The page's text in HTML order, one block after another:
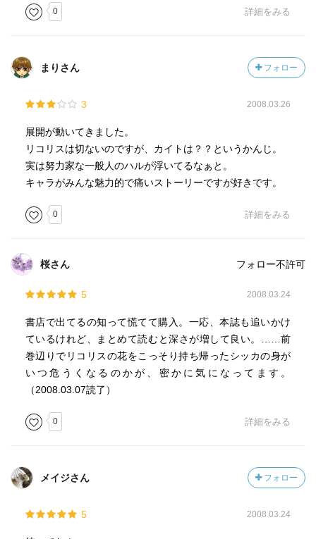
0 詳細をみる
まりさん フォロー
3 2008.03.26
展開が動いてきました。
リコリスは切ないのですが、カイトは？？というかんじ。
実は努力家な一般人のハルが浮いてるなぁと。
キャラがみんな魅力的で痛いストーリーですが好きです。
0 詳細をみる
桜さん フォロー不許可
5 2008.03.24
書店で出てるの知って慌てて購入。一応、本誌も追いかけ
ているけれど、まとめて読むと深さが増して良い。……前
巻辺りでリコリスの花をこっそり持ち帰ったシッカの身が
いつ危うくなるのかが、密かに気になってます。
（2008.03.07読了）
0 詳細をみる
メイジさん フォロー
5 2008.03.24